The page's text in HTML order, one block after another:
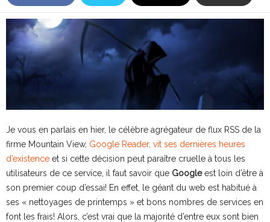
Je vous en parlais en hier, le célèbre agrégateur de flux RSS de la
firme Mountain View, Google Reader, vit ses dernières heures
d’existence et si cette décision peut paraître cruelle à tous les
utilisateurs de ce service, il faut savoir que Googleest loin d’être à
son premier coup d’essai! En effet, le géant du web est habitué à
ses « nettoyages de printemps » et bons nombres de services en
font les frais! Alors, c’est vrai que la majorité d’entre eux sont bien